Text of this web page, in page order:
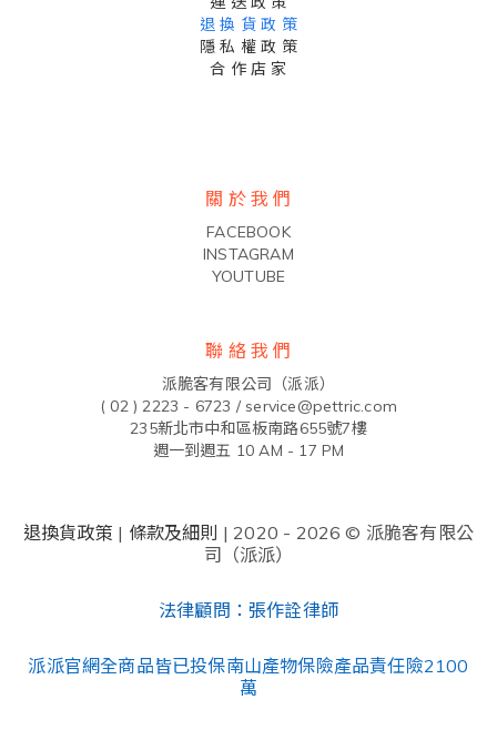
退 換 貨 政 策
隱 私 權 政 策
合 作 店 家
關 於 我 們
FACEBOOK
INSTAGRAM
YOUTUBE
聯 絡 我 們
派脆客有限公司（派派）
( 02 ) 2223 - 6723 / service@pettric.com
235新北市中和區板南路655號7樓
週一到週五 10 AM - 17 PM
退換貨政策 | 條款及細則 | 2020 - 2026 © 派脆客有限公
司（派派）
法律顧問：張作詮律師
派派官網全商品皆已投保南山產物保險產品責任險2100
萬